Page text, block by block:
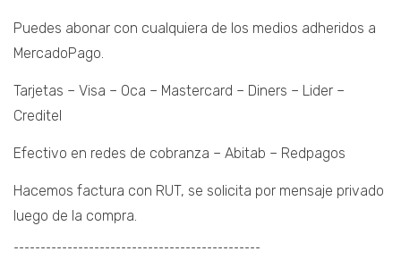
Puedes abonar con cualquiera de los medios adheridos a
MercadoPago.
Tarjetas – Visa – Oca – Mastercard – Diners – Lider –
Creditel
Efectivo en redes de cobranza – Abitab – Redpagos
Hacemos factura con RUT, se solicita por mensaje privado
luego de la compra.
¯¯¯¯¯¯¯¯¯¯¯¯¯¯¯¯¯¯¯¯¯¯¯¯¯¯¯¯¯¯¯¯¯¯¯¯¯¯¯¯¯¯¯¯¯¯